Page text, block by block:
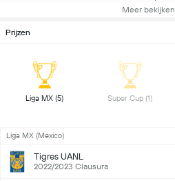
Meer bekijken
Prijzen
Liga MX (Mexico)
Tigres UANL
2022/2023 Clausura